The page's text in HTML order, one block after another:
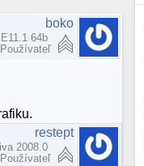
boko
64b
Používateľ
restept
2008.0
Používateľ